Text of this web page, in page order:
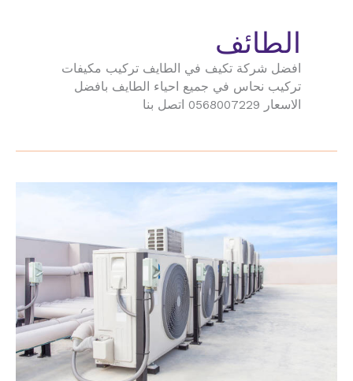
الطائف
افضل شركة تكيف في الطايف تركيب مكيفات
تركيب نحاس في جميع احياء الطايف بافضل
الاسعار 0568007229 اتصل بنا